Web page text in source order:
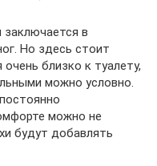
в
Но здесь стоит
близко к туалету,
можно условно.
можно не
будут добавлять